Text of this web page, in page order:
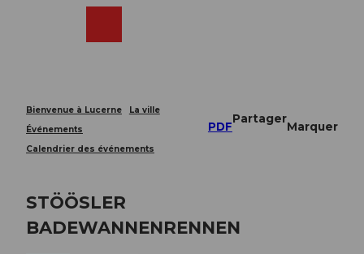
Bienvenue à Lucerne
La ville
Événements
Calendrier des événements
PDF
Partager
Marquer
STÖÖSLER
BADEWANNENRENNEN